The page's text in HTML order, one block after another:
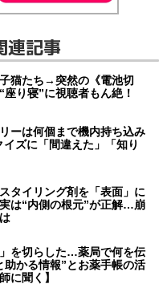
連記事
猫たち→突然の《電池切
り寝”に視聴者もん絶！
ーは何個まで機内持ち込み
ズに「間違えた」「知り
タイリング剤を「表面」に
は“内側の根元”が正解…崩
を切らした…薬局で何を伝
かる情報”とお薬手帳の活
に聞く】